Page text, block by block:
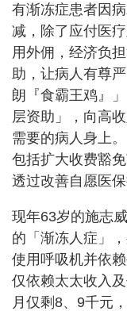
有渐冻症患者因
减，除了应付医
用外佣，经济负
助，让病人有尊
朗『食霸王鸡』
层资助」，向高
需要的病人身上
包括扩大收费豁
透过改善自愿医保
现年63岁的施志
的「渐冻人症」
使用呼吸机并依
仅依赖太太收入
月仅剩8、9千元